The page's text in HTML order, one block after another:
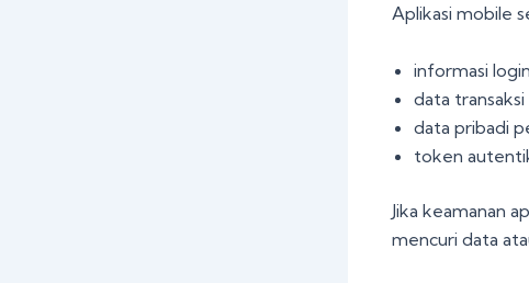
Aplikasi mobile
informasi
data transaksi
data pribadi
token
Jika keamanan
mencuri data